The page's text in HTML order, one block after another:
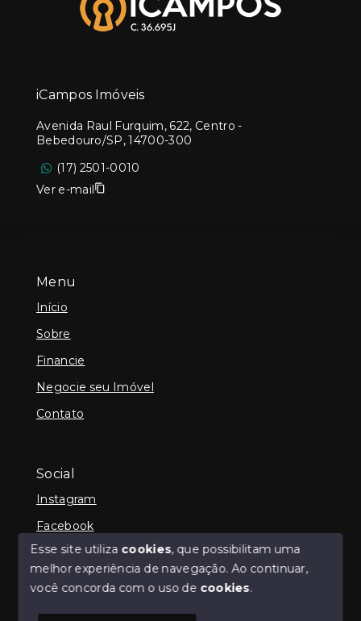
Menu
Início
Sobre
Financie
Negocie seu Imóvel
Contato
Social
Instagram
Facebook
© Copyright 2026 - iCampos Imóveis - Todos os
iCampos Imóveis
Avenida Raul Furquim, 622, Centro -
Bebedouro/SP, 14700-300
(17) 2501-0010
Ver e-mail
Esse site utiliza cookies, que possibilitam uma
melhor experiência de navegação.Ao continuar,
você concorda com o uso de cookies.